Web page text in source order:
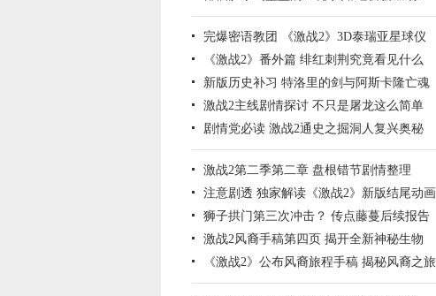
完爆密语教团 《激战2》3D泰瑞亚星球仪
《激战2》番外篇 绯红刺荆究竟看见什么
新版历史补习 特洛里的剑与阿斯卡隆亡魂
激战2主线剧情探讨 不只是屠龙这么简单
剧情党必读 激战2通史之掘洞人复兴奥秘
激战2第二季第二章 盘根错节剧情整理
注意剧透 独家解读《激战2》新版结尾动画
狮子拱门第三次冲击？ 传点藤蔓后续报告
激战2风裔手稿第四页 揭开全新神秘生物
《激战2》公布风裔旅程手稿 揭秘风裔之旅